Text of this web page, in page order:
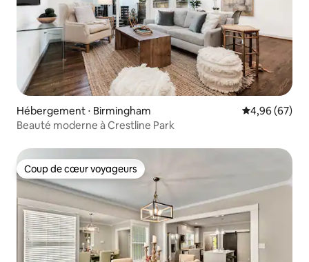
Hébergement ⋅ Birmingham Évaluation
4,96 (67)
Beauté moderne à Crestline Park
Coup de cœur voyageurs
Coup de cœur voyageurs